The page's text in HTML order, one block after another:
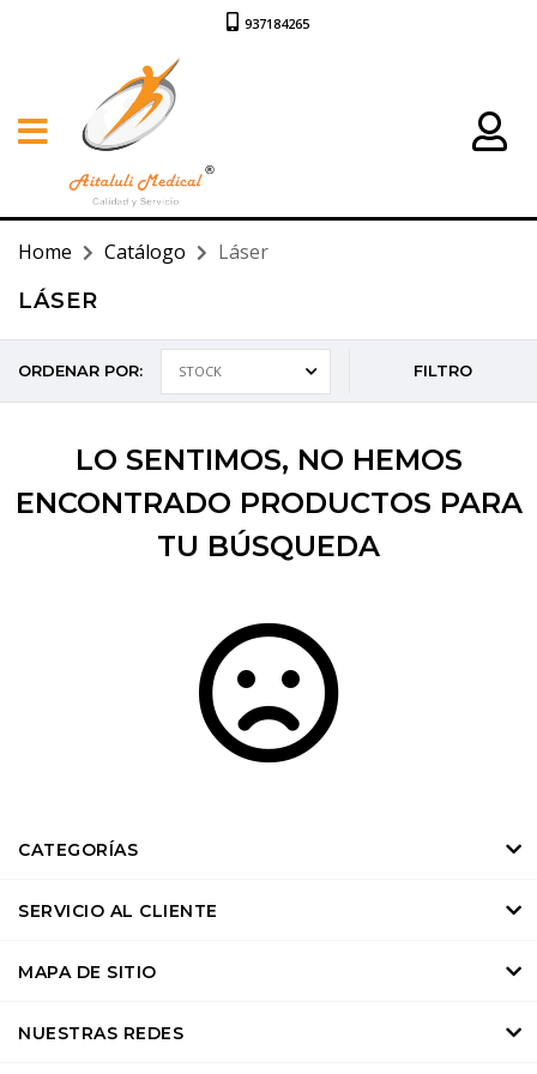
937184265
Home Catálogo
Láser
LÁSER
ORDENAR POR: FILTRO
LO SENTIMOS, NO HEMOS
ENCONTRADO PRODUCTOS PARA
TU BÚSQUEDA
CATEGORÍAS
SERVICIO AL CLIENTE
MAPA DE SITIO
NUESTRAS REDES